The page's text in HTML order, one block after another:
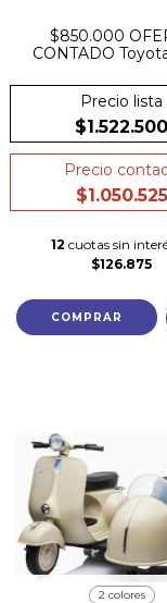
$850.000
CONTADO
DE GOMA
Precio lista
$1.522.500
Precio
$1.050.525
12 cuotas sin
$126.875
COMPRAR
2 colores